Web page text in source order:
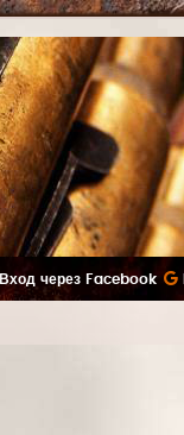
Вход через Facebook